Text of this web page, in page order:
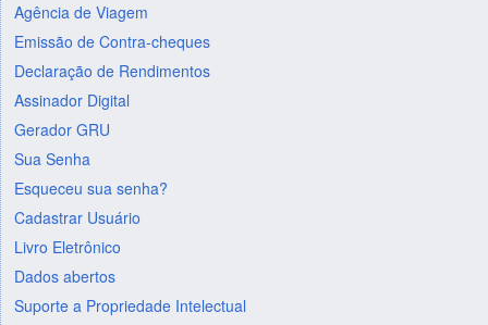
Agência de Viagem
Emissão de Contra-cheques
Declaração de Rendimentos
Assinador Digital
Gerador GRU
Sua Senha
Esqueceu sua senha?
Cadastrar Usuário
Livro Eletrônico
Dados abertos
Suporte a Propriedade Intelectual